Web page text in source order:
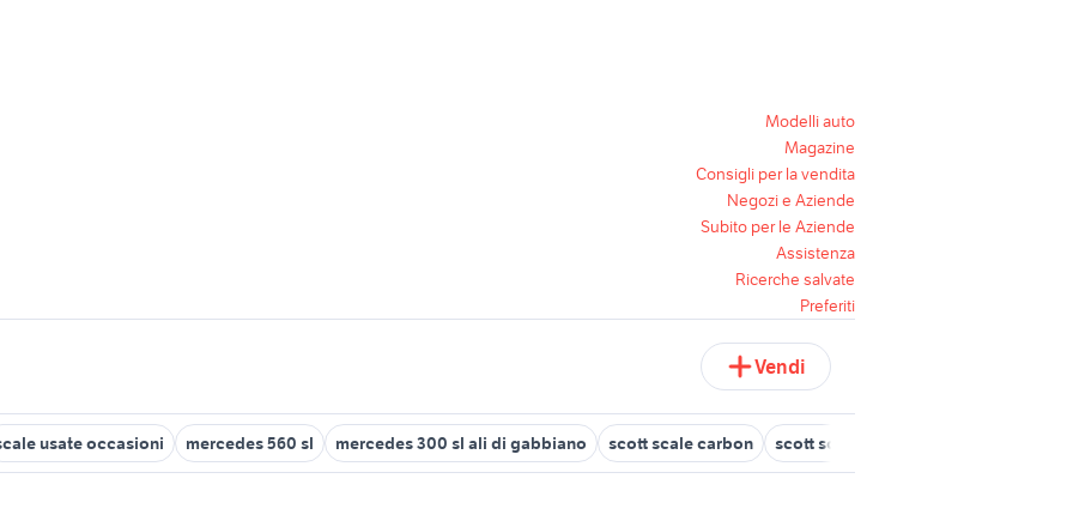
Modelli auto
Magazine
Consigli per la vendita
Negozi e Aziende
Subito per le Aziende
Assistenza
Ricerche salvate
Preferiti
Vendi
usate occasioni mercedes 560 sl mercedes 300 sl ali di gabbiano scott scale carbon scott scale 770